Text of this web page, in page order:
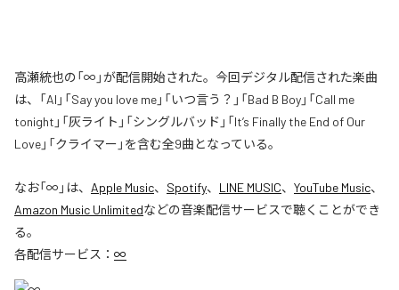
高瀬統也の「∞」が配信開始された。今回デジタル配信された楽曲
は、「AI」「Say you love me」「いつ言う？」「Bad B Boy」「Call me
tonight」「灰ライト」「シングルバッド」「It’s Finally the End of Our
Love」「クライマー」を含む全9曲となっている。
なお「∞ 」は、 Apple Music、 Spotify、 LINE MUSIC、 YouTube Music、
Amazon Music Unlimitedなどの音楽配信サービスで聴くことができ
る。
各配信サービス： ∞